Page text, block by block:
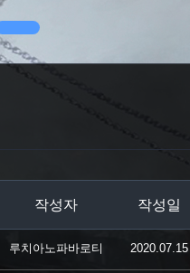
작성자 작성일
루치아노파바로티 2020.07.15